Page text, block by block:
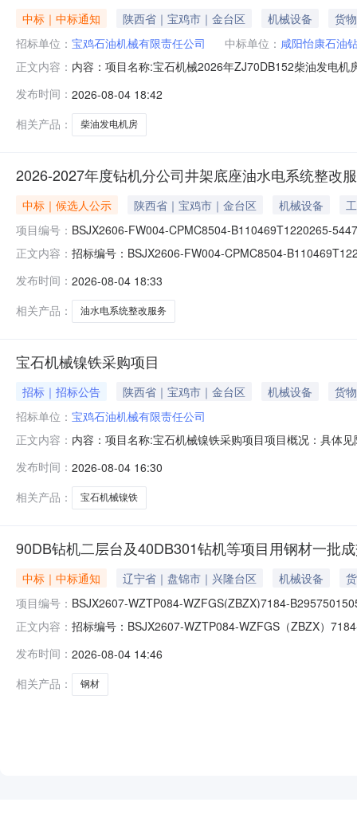
中标｜中标通知 陕西省｜宝鸡市｜金台区 机械设备
货物
招标单位： 宝鸡石油机械有限责任公司 中标单位： 咸阳怡康石油
正文内容： 内容：项目名称:宝石机械2026年ZJ70DB152柴油发电
发布时间： 2026-08-04 18:42
相关产品：
柴油发电机房
2026-2027年度钻机分公司井架底座油水电系统整改
中标｜候选人公示 陕西省｜宝鸡市｜金台区 机械设备
项目编号： BSJX2606-FW004-CPMC8504-B110469T1220265-5447
正文内容： 招标编号：BSJX2606-FW004-CPMC8504-
中标形式评标时间2026-2027年度钻机分公司井架底座
发布时间： 2026-08-04 18:33
相关产品：
油水电系统整改服务
宝石机械镍铁采购项目
招标｜招标公告 陕西省｜宝鸡市｜金台区 机械设备
货物
招标单位： 宝鸡石油机械有限责任公司
正文内容： 内容：项目名称:宝石机械镍铁采购项目项目概况：具体
联系方式：09173462454其他：无谈判采购公告.zip
发布时间： 2026-08-04 16:30
相关产品：
宝石机械镍铁
90DB钻机二层台及40DB301钻机等项目用钢材一批
中标｜中标通知 辽宁省｜盘锦市｜兴隆台区 机械设备
项目编号： BSJX2607-WZTP084-WZFGS(ZBZX)7184-
正文内容： 招标编号：BSJX2607-WZTP084-WZFGS（ZBZX）
中标结果信息标段/包名称投标人是否中标投标报价(单位
发布时间： 2026-08-04 14:46
相关产品：
钢材